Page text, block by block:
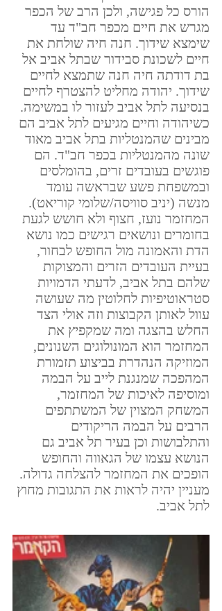
הורס כל פגישה, ולכן הרב של הכפר
מגרש את חיים מכפר חב"ד עד
שימצא שידוך. חנה חיה שולחת את
חיים לשכונת סבידור שבתל אביב אל
בת דודתה חיה חנה שתמצא לחיים
שידוך. יהודה מחליט להצטרף לחיים
בנסיעה לתל אביב לעזור לו במשימה.
כשיהודה וחיים מגיעים לתל אביב הם
מבינים שהמנטליות בתל אביב מאוד
שונה מהמנטליות בכפר חב"ד. הם
פוגשים בעובדים זרים, בהומלסים
ובמשפחת פשע שבראשה עומד
מנשה (יניב סוויסה/שלומי קוריאט).
המחזמר נועז, חצוף ולא חושש לגעת
בחומרים ונושאים רגישים כמו נושא
הדת והאמונה מול החופש לבחור,
בעיית העובדים הזרים והמצוקות
שלהם בתל אביב, לדעתי הדמויות
סטראוטיפיות לחלוטין מה שעושה
עוול לאותן הקבוצות וזה אולי הצד
החלש בהצגה ומה שמקפיץ את
המחזמר הוא המונולוגים השנונים,
המוזיקה הנהדרת בביצוע תזמורת
המהפכה שמנגנת לייב על הבמה
ומוסיפה לאיכות של המחזמר,
המשחק המצוין של המשתתפים
הרבים על הבמה הריקודים
והתלבושות וכן בעיר תל אביב גם
הנושא עצמו של הגאווה והחופש
הופכים את המחזמר להצלחה גדולה.
מעניין יהיה לראות את התגובות מחוץ
לתל אביב.